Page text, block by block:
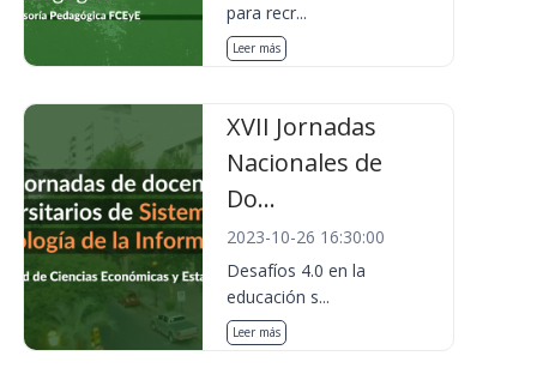
para recr...
Leer más
XVII Jornadas
Nacionales de
Do...
2023-10-26 16:30:00
Desafíos 4.0 en la
educación s...
Leer más